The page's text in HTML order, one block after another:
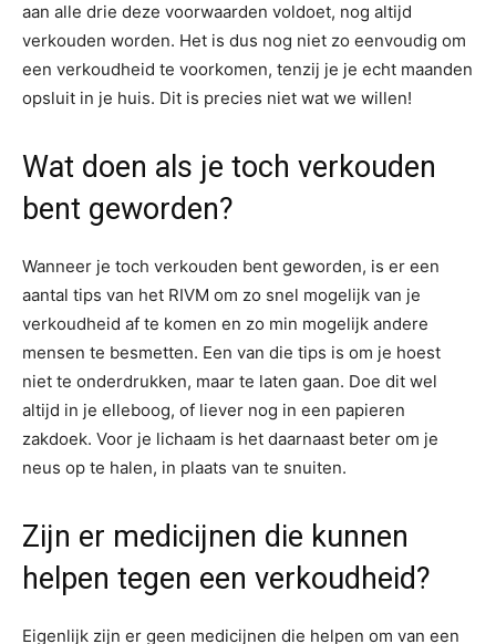
aan alle drie deze voorwaarden voldoet, nog altijd
verkouden worden. Het is dus nog niet zo eenvoudig om
een verkoudheid te voorkomen, tenzij je je echt maanden
opsluit in je huis. Dit is precies niet wat we willen!
Wat doen als je toch verkouden
bent geworden?
Wanneer je toch verkouden bent geworden, is er een
aantal tips van het RIVM om zo snel mogelijk van je
verkoudheid af te komen en zo min mogelijk andere
mensen te besmetten. Een van die tips is om je hoest
niet te onderdrukken, maar te laten gaan. Doe dit wel
altijd in je elleboog, of liever nog in een papieren
zakdoek. Voor je lichaam is het daarnaast beter om je
neus op te halen, in plaats van te snuiten.
Zijn er medicijnen die kunnen
helpen tegen een verkoudheid?
Eigenlijk zijn er geen medicijnen die helpen om van een